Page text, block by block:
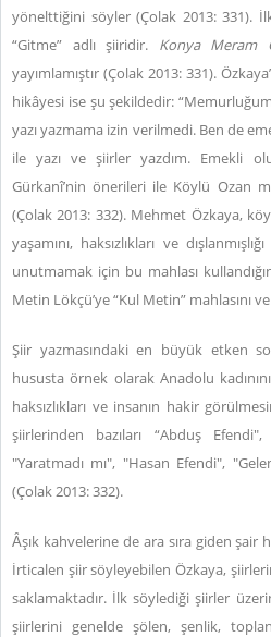
yönelttiğini söyler (Çolak 2013: 331).
“Gitme” adlı şiiridir. Konya Meram
yayımlamıştır (Çolak 2013: 331).
hikâyesi ise şu şekildedir:
yazı yazmama izin verilmedi. Ben de
ile yazı ve şiirler yazdım. Emekli
Gürkanî’nin önerileri ile Köylü Ozan
(Çolak 2013: 332). Mehmet Özkaya,
yaşamını, haksızlıkları ve
unutmamak için bu mahlası
Metin Lökçü’ye “Kul Metin” mahlasını
Şiir yazmasındaki en büyük etken
hususta örnek olarak Anadolu
haksızlıkları ve insanın hakir
şiirlerinden bazıları “Abduş
"Yaratmadı mı", "Hasan Efendi",
(Çolak 2013: 332).
Ȃşık kahvelerine de ara sıra giden şair
İrticalen şiir söyleyebilen Özkaya,
saklamaktadır. İlk söylediği şiirler
şiirlerini genelde şölen, şenlik,